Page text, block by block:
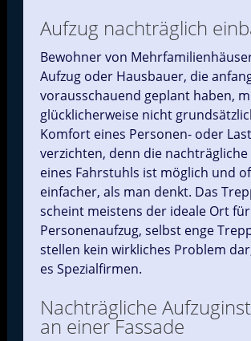
Aufzug nachträglich
Bewohner von
Aufzug oder Hausbauer, die
vorausschauend geplant haben,
glücklicherweise nicht
Komfort eines Personen- oder
verzichten, denn die
eines Fahrstuhls ist möglich und
einfacher, als man denkt. Das
scheint meistens der ideale Ort
Personenaufzug, selbst enge
stellen kein wirkliches Problem
es Spezialfirmen.
Nachträgliche
an einer Fassade